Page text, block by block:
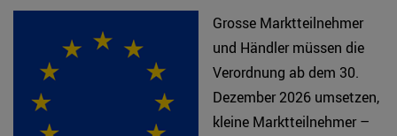
Grosse Marktteilnehmer
und Händler müssen die
Verordnung ab dem 30.
Dezember 2026 umsetzen,
kleine Marktteilnehmer –